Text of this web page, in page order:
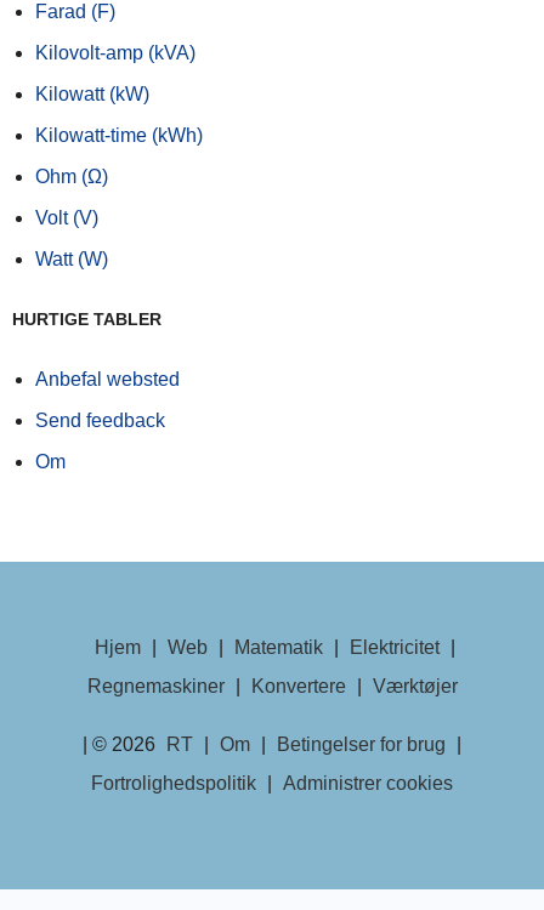
Farad (F)
Kilovolt-amp (kVA)
Kilowatt (kW)
Kilowatt-time (kWh)
Ohm (Ω)
Volt (V)
Watt (W)
HURTIGE TABLER
Anbefal websted
Send feedback
Om
Hjem Web Matematik Elektricitet
Regnemaskiner
Konvertere Værktøjer
| © 2026 RT Om Betingelser for brug
Fortrolighedspolitik
Administrer cookies